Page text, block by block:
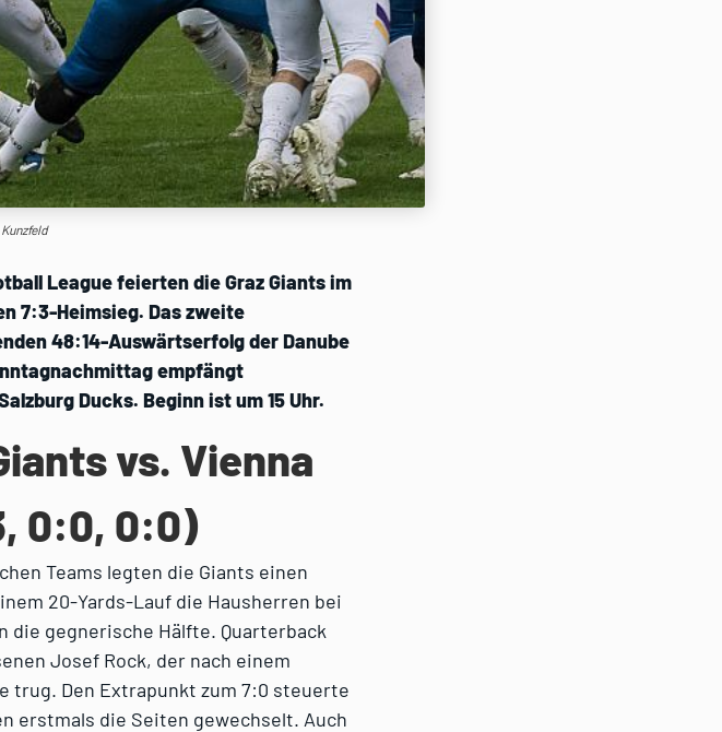
League feierten die Graz Giants im
7:3-Heimsieg. Das zweite
48:14-Auswärtserfolg der Danube
empfängt
Ducks. Beginn ist um 15 Uhr.
vs. Vienna
0:0, 0:0)
Teams legten die Giants einen
20-Yards-Lauf die Hausherren bei
die gegnerische Hälfte. Quarterback
Josef Rock, der nach einem
trug. Den Extrapunkt zum 7:0 steuerte
erstmals die Seiten gewechselt. Auch